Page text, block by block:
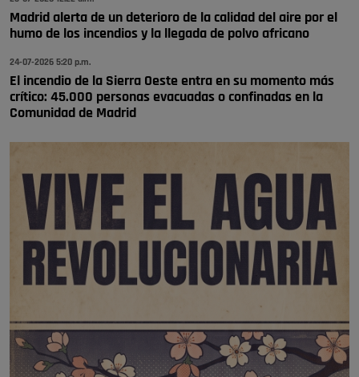
Madrid alerta de un deterioro de la calidad del aire por el
humo de los incendios y la llegada de polvo africano
24-07-2026 5:20 p.m.
El incendio de la Sierra Oeste entra en su momento más
crítico: 45.000 personas evacuadas o confinadas en la
Comunidad de Madrid